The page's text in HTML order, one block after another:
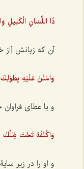
ذَا اللِّسَانِ الْكَلِيلِ
آن‌ که زبانش
وَامْنُنْ عَلَيْهِ
و با عطای
وَاكْنُفْهُ تَحْتَ ظِلِّكَ
و او را در زیر